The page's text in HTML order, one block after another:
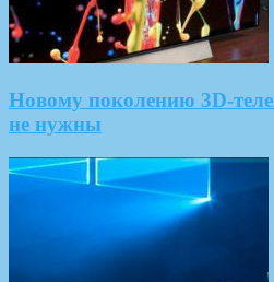
Новому поколению 3D-
не нужны